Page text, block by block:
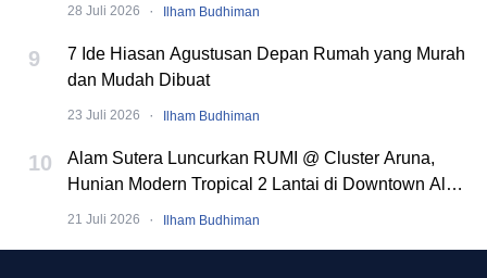
28 Juli 2026 · Ilham Budhiman
9
7 Ide Hiasan Agustusan Depan Rumah yang Murah
dan Mudah Dibuat
23 Juli 2026 · Ilham Budhiman
10
Alam Sutera Luncurkan RUMI @ Cluster Aruna,
Hunian Modern Tropical 2 Lantai di Downtown Alam
Sutera
21 Juli 2026 · Ilham Budhiman